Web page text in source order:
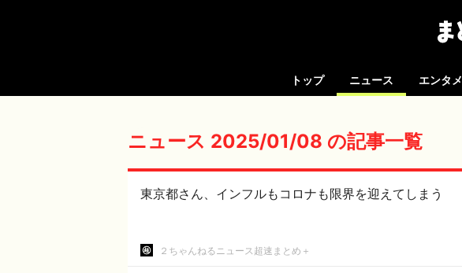
トップ ニュース エンタメ
ニュース 2025/01/08 の記事一覧
東京都さん、インフルもコロナも限界を迎えてしまう
２ちゃんねるニュース超速まとめ＋